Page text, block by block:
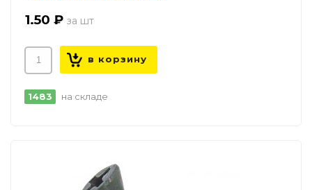
1.50 ₽
1483 на складе